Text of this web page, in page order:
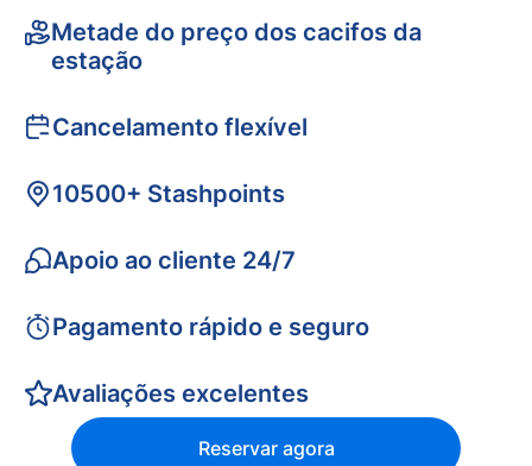
Metade do preço dos cacifos da
estação
Cancelamento flexível
10500+ Stashpoints
Apoio ao cliente 24/7
Pagamento rápido e seguro
Avaliações excelentes
Reservar agora